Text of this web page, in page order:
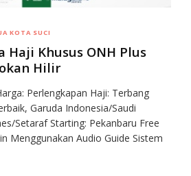
KOTA SUCI
Haji Khusus ONH Plus
Hilir
Perlengkapan Haji: Terbang
Garuda Indonesia/Saudi
Setaraf Starting: Pekanbaru Free
Menggunakan Audio Guide Sistem